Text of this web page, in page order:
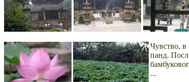
Чувство, в
панд.
...